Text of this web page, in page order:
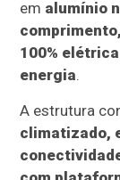
em alumínio
100%
energia.
A estrutura
climatizado,